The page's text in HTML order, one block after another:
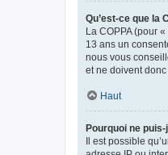
Qu’est-ce que la
La COPPA (pour
13 ans un
nous vous
et ne doivent
Haut
Pourquoi ne
Il est possible